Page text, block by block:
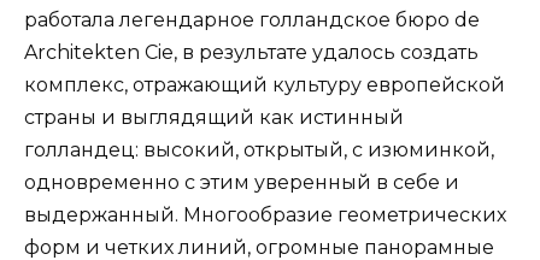
работала легендарное голландское бюро de
Architekten Cie, в результате удалось создать
комплекс, отражающий культуру европейской
страны и выглядящий как истинный
голландец: высокий, открытый, с изюминкой,
одновременно с этим уверенный в себе и
выдержанный. Многообразие геометрических
форм и четких линий, огромные панорамные